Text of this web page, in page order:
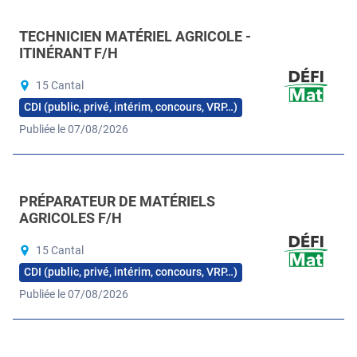
TECHNICIEN MATÉRIEL AGRICOLE -
ITINÉRANT F/H
15 Cantal
CDI (public, privé, intérim, concours, VRP…)
Publiée le 07/08/2026
PRÉPARATEUR DE MATÉRIELS
AGRICOLES F/H
15 Cantal
CDI (public, privé, intérim, concours, VRP…)
Publiée le 07/08/2026